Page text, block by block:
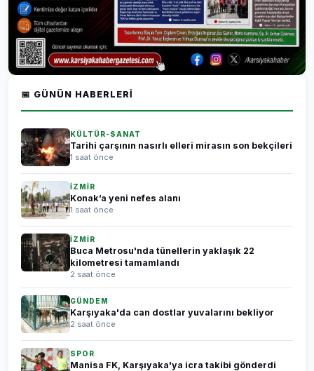
📅 GÜNÜN HABERLERI
KÜLTÜR-SANAT
Tarihi çarşının nasırlı elleri mirasın son bekçileri
1 saat önce
İZMİR
Konak’a yeni nefes alanı
1 saat önce
İZMİR
Buca Metrosu'nda tünellerin yaklaşık 22
kilometresi tamamlandı
2 saat önce
GÜNDEM
Karşıyaka'da can dostlar yuvalarını bekliyor
2 saat önce
SPOR
Manisa FK, Karşıyaka'ya icra takibi gönderdi